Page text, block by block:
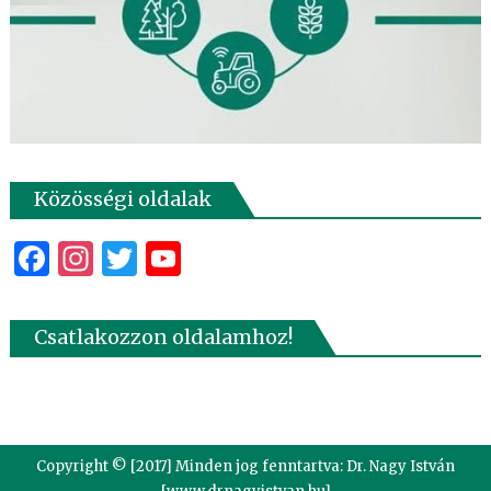
Közösségi oldalak
Facebook
Instagram
Twitter
YouTube
Csatlakozzon oldalamhoz!
Copyright © [2017] Minden jog fenntartva: Dr. Nagy István